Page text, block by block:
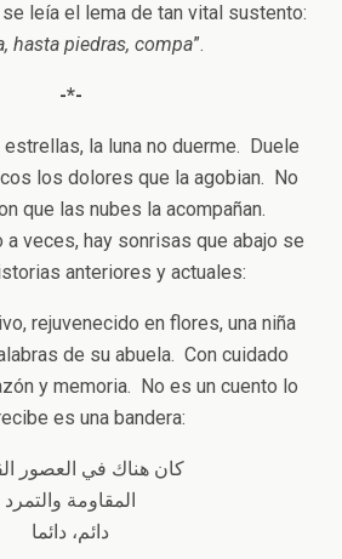
leía el lema de tan vital sustento:
hasta piedras, compa”.
-*-
la luna no duerme. Duele
los dolores que la agobian. No
que las nubes la acompañan.
a veces, hay sonrisas que abajo se
anteriores y actuales:
rejuvenecido en flores, una niña
de su abuela. Con cuidado
y memoria. No es un cuento lo
es una bandera:
كان هناك في العصور
المقاومة والتمرد
دائم، دائما